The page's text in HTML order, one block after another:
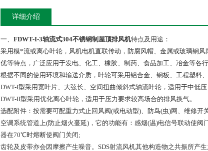
详细介绍
一、 FDWT-I-3轴流式304不锈钢制屋顶排风机特点及用途：
采用模*流或离心叶轮，风机电机直联传动，防腐风帽、金属或玻璃钢
优等特点，广泛应用于发电、化工、橡胶、制药、食品加工、冶金等各
根据不同的使用环境和输送介质，叶轮可采用铝合金、钢板、工程塑料
DWT-I型采用宽叶片、大弦长、空间扭曲倾斜式轴流叶轮，适用于中低压
DWT-II型采用优化离心叶轮，适用于压力要求较高场合的排风换气。
选配附件：按需要可配重力式止回风阀(或电动型)、防鸟(虫)网、维修
空调系统管道上(防止烟火蔓延)，它的功能有：感烟(温)电信号联动使
器在70℃时熔断使阀门关闭;
齿轮及皮带亦会因摩擦产生噪音。SDS射流风机其他构造物之共振所产